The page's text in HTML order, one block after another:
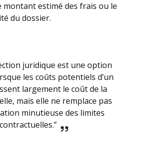
montant estimé des frais ou le
du dossier.
juridique est une option
les coûts potentiels d’un
largement le coût de la
mais elle ne remplace pas
minutieuse des limites
contractuelles.”